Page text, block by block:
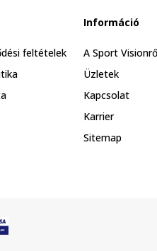
feltételek
Információ
A Sport
Üzletek
Kapcsolat
Karrier
Sitemap